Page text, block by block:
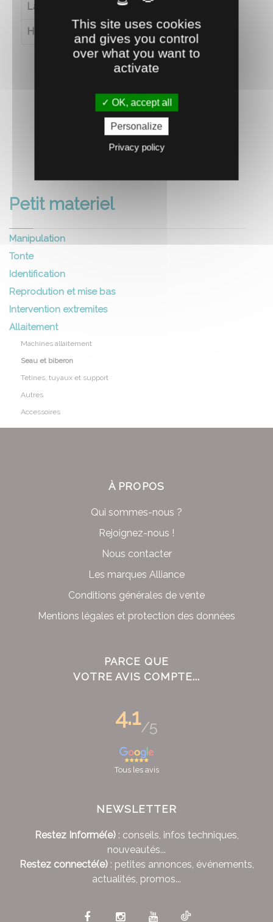
Largeur (en cm) 33
Hauteur (en cm) 38
RECOMMANDEZ CE PRODUIT À UN AMI
Petit materiel
Manipulation
Tonte
Identification
Reprodution et mise bas
Intervention extremites
Allaitement
Machines allaitement
Seau et biberon
Tetines, tuyaux et support
Autres
Accessoires
À PROPOS
Qui sommes-nous ?
Rejoignez-nous !
Nous contacter
Les marques Alliance
Conditions générales de vente
Mentions légales et protection des données
PARCE QUE
VOTRE AVIS COMPTE...
4.1/5
Tous les avis
NEWSLETTER
Restez Informé(e): conseils, infos techniques,
nouveautés...
Restez connecté(e): petites annonces, événements,
actualités, promos...
This site uses cookies
and gives you control
over what you want to
activate
OK, accept all
Personalize
Privacy policy